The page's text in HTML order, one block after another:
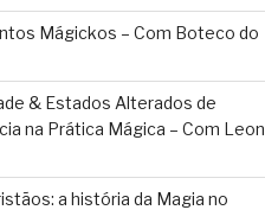
Mágickos – Com Boteco do
& Estados Alterados de
na Prática Mágica – Com
a história da Magia no